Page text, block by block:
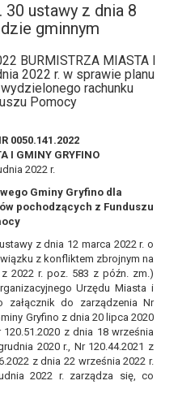
ustawy z dnia 8
gminnym
BURMISTRZA MIASTA I
2022 r. w sprawie planu
rachunku
Pomocy
0050.141.2022
I GMINY GRYFINO
2022 r.
Gminy Gryfino dla
pochodzących z Funduszu
z dnia 12 marca 2022 r. o
z konfliktem zbrojnym na
2022 r. poz. 583 z późn. zm.)
Urzędu Miasta i
załącznik do zarządzenia Nr
Gryfino z dnia 20 lipca 2020
z dnia 18 września
2020 r., Nr 120.44.2021 z
z dnia 22 września 2022 r.
2022 r. zarządza się, co
przez tą osobę,
odbywa się w sposób
przetwarzania
art. 21 RODO, wobec
osobowych, którego
przetwarzania do
realizowanego w
lub w ramach
władzy publicznej
administratorowi bądź
przetwarzania do celów
z prawnie
interesów
przez administratora
trzecią.
z Pani/Pana
W razie wniesienia
nie może już
osobowych, chyba
ważnych prawnie